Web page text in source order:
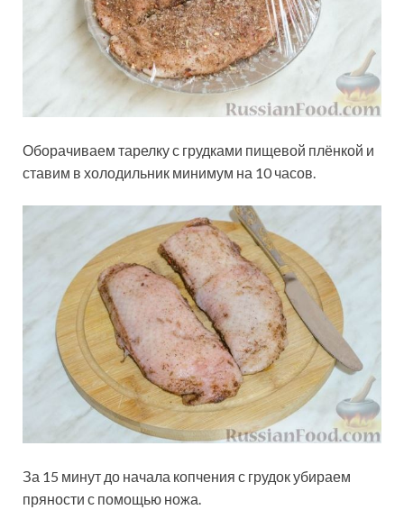
Оборачиваем тарелку с грудками пищевой плёнкой и
ставим в холодильник минимум на 10 часов.
За 15 минут до начала копчения с грудок убираем
пряности с помощью ножа.